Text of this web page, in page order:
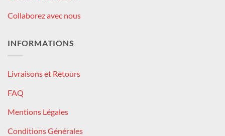
Collaborez avec nous
INFORMATIONS
Livraisons et Retours
FAQ
Mentions Légales
Conditions Générales